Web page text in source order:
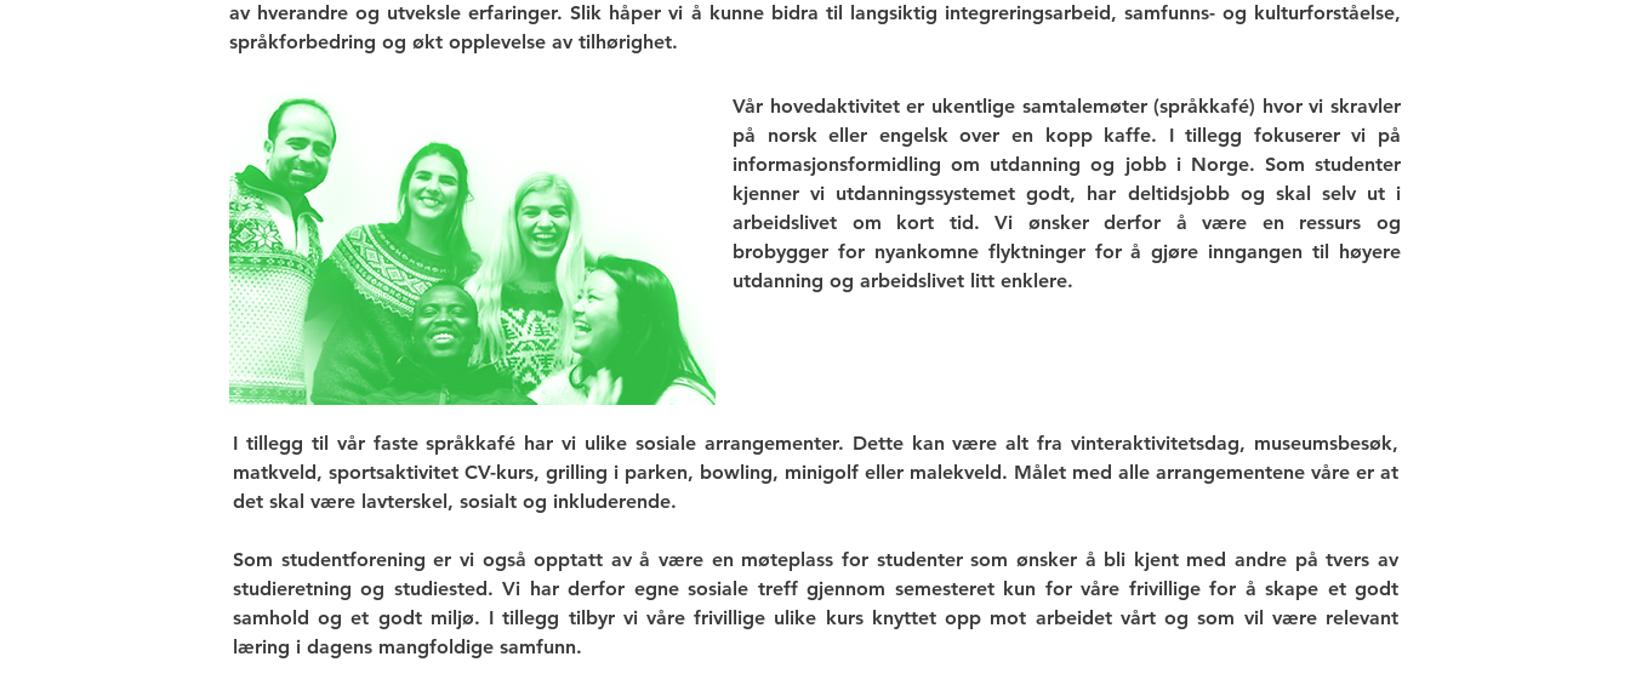
av hverandre og utveksle erfaringer. Slik håper vi å kunne bidra til langsiktig integreringsarbeid, samfunns- og kulturforståelse,
språkforbedring og økt opplevelse av tilhørighet.
Vår hovedaktivitet er ukentlige samtalemøter (språkkafé) hvor vi skravler
på norsk eller engelsk over en kopp kaffe. I tillegg fokuserer vi på
informasjonsformidling om utdanning og jobb i Norge. Som studenter
kjenner vi utdanningssystemet godt, har deltidsjobb og skal selv ut i
arbeidslivet om kort tid. Vi ønsker derfor å være en ressurs og
brobygger for nyankomne flyktninger for å gjøre inngangen til høyere
utdanning og arbeidslivet litt enklere.
I tillegg til vår faste språkkafé har vi ulike sosiale arrangementer. Dette kan være alt fra vinteraktivitetsdag, museumsbesøk,
matkveld, sportsaktivitet CV-kurs, grilling i parken, bowling, minigolf eller malekveld. Målet med alle arrangementene våre er at
det skal være lavterskel, sosialt og inkluderende.
Som studentforening er vi også opptatt av å være en møteplass for studenter som ønsker å bli kjent med andre på tvers av
studieretning og studiested. Vi har derfor egne sosiale treff gjennom semesteret kun for våre frivillige for å skape et godt
samhold og et godt miljø. I tillegg tilbyr vi våre frivillige ulike kurs knyttet opp mot arbeidet vårt og som vil være relevant
læring i dagens mangfoldige samfunn.